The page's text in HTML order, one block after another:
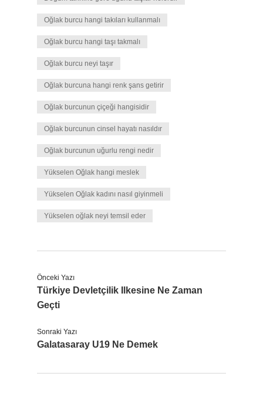
Oğlak burcu hangi takıları kullanmalı
Oğlak burcu hangi taşı takmalı
Oğlak burcu neyi taşır
Oğlak burcuna hangi renk şans getirir
Oğlak burcunun çiçeği hangisidir
Oğlak burcunun cinsel hayatı nasıldır
Oğlak burcunun uğurlu rengi nedir
Yükselen Oğlak hangi meslek
Yükselen Oğlak kadını nasıl giyinmeli
Yükselen oğlak neyi temsil eder
Önceki Yazı
Türkiye Devletçilik Ilkesine Ne Zaman
Geçti
Sonraki Yazı
Galatasaray U19 Ne Demek